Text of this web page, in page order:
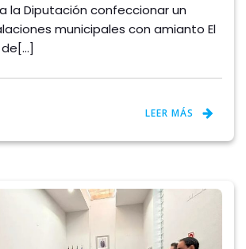
a la Diputación confeccionar un
municipales con amianto El
de[…]
LEER MÁS